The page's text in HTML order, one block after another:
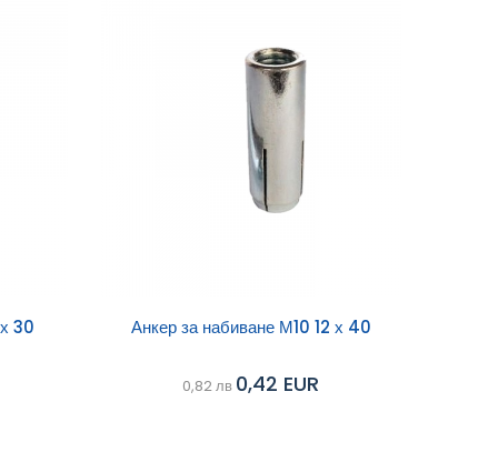
30
Добави в
Анкер за набиване М10 12 х 40
0,82 лв 0,42 EUR